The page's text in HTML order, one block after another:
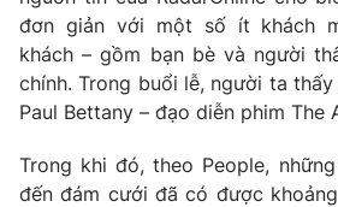
Thị trường
Tư vấn
Lịch phát sóng
Chuyên mục khác
Emagazine Podcast
đơn giản với một số ít khách
khách – gồm bạn bè và người
chính. Trong buổi lễ, người ta
Paul Bettany – đạo diễn phim The
Trong khi đó, theo People,
đến đám cưới đã có được